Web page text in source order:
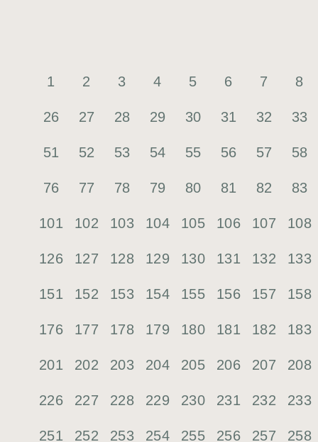
1 2 3 4 5 6 7 8
26 27 28 29 30 31 32 33
51 52 53 54 55 56 57 58
76 77 78 79 80 81 82 83
101 102 103 104 105 106 107 108
126 127 128 129 130 131 132 133
151 152 153 154 155 156 157 158
176 177 178 179 180 181 182 183
201 202 203 204 205 206 207 208
226 227 228 229 230 231 232 233
251 252 253 254 255 256 257 258